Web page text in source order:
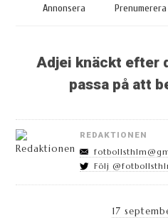
Annonsera Prenumerera
Adjei knäckt efter
passa på att
REDAKTIONEN
Följ
17